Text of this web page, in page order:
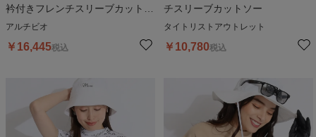
衿付きフレンチスリーブカットソ
ー
アルチビオ
￥ 16,445税込
チスリーブカットソー
タイトリストアウトレット
￥ 10,780税込